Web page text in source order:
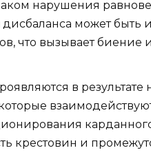
нарушения
может быть
что вызывает биение
в результате
крестовин и